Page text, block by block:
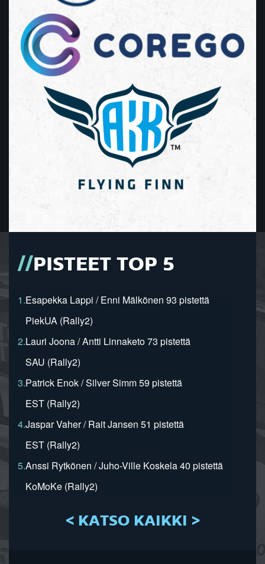
PISTEET TOP 5
1.Esapekka Lappi / Enni Mälkönen 93 pistettä
PiekUA (Rally2)
2.Lauri Joona / Antti Linnaketo 73 pistettä
SAU (Rally2)
3.Patrick Enok / Silver Simm 59 pistettä
EST (Rally2)
4.Jaspar Vaher / Rait Jansen 51 pistettä
EST (Rally2)
5.Anssi Rytkönen / Juho-Ville Koskela 40 pistettä
KoMoKe (Rally2)
< KATSO KAIKKI >